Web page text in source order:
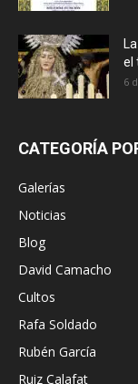
el
6
CATEGORÍA
Galerías
Noticias
Blog
David Camacho
Cultos
Rafa Soldado
Rubén García
Ruiz Calafat